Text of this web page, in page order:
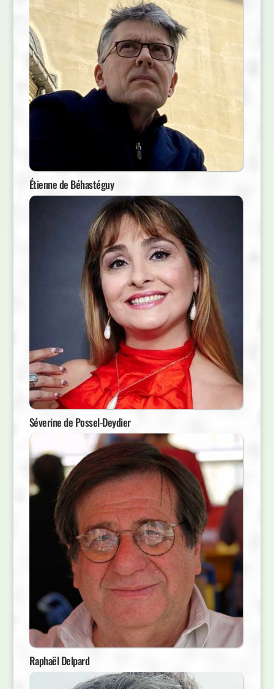
Étienne de Béhastéguy
Séverine de Possel-Deydier
Raphaël Delpard